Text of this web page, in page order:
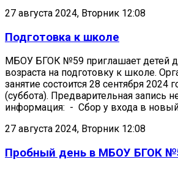
27 августа 2024, Вторник 12:08
Подготовка к школе
МБОУ БГОК №59 приглашает детей
возраста на подготовку к школе.
занятие состоится 28 сентября 2024
(суббота). Предварительная запись
информация: - Сбор у входа в новый
27 августа 2024, Вторник 12:08
Пробный день в МБОУ БГОК